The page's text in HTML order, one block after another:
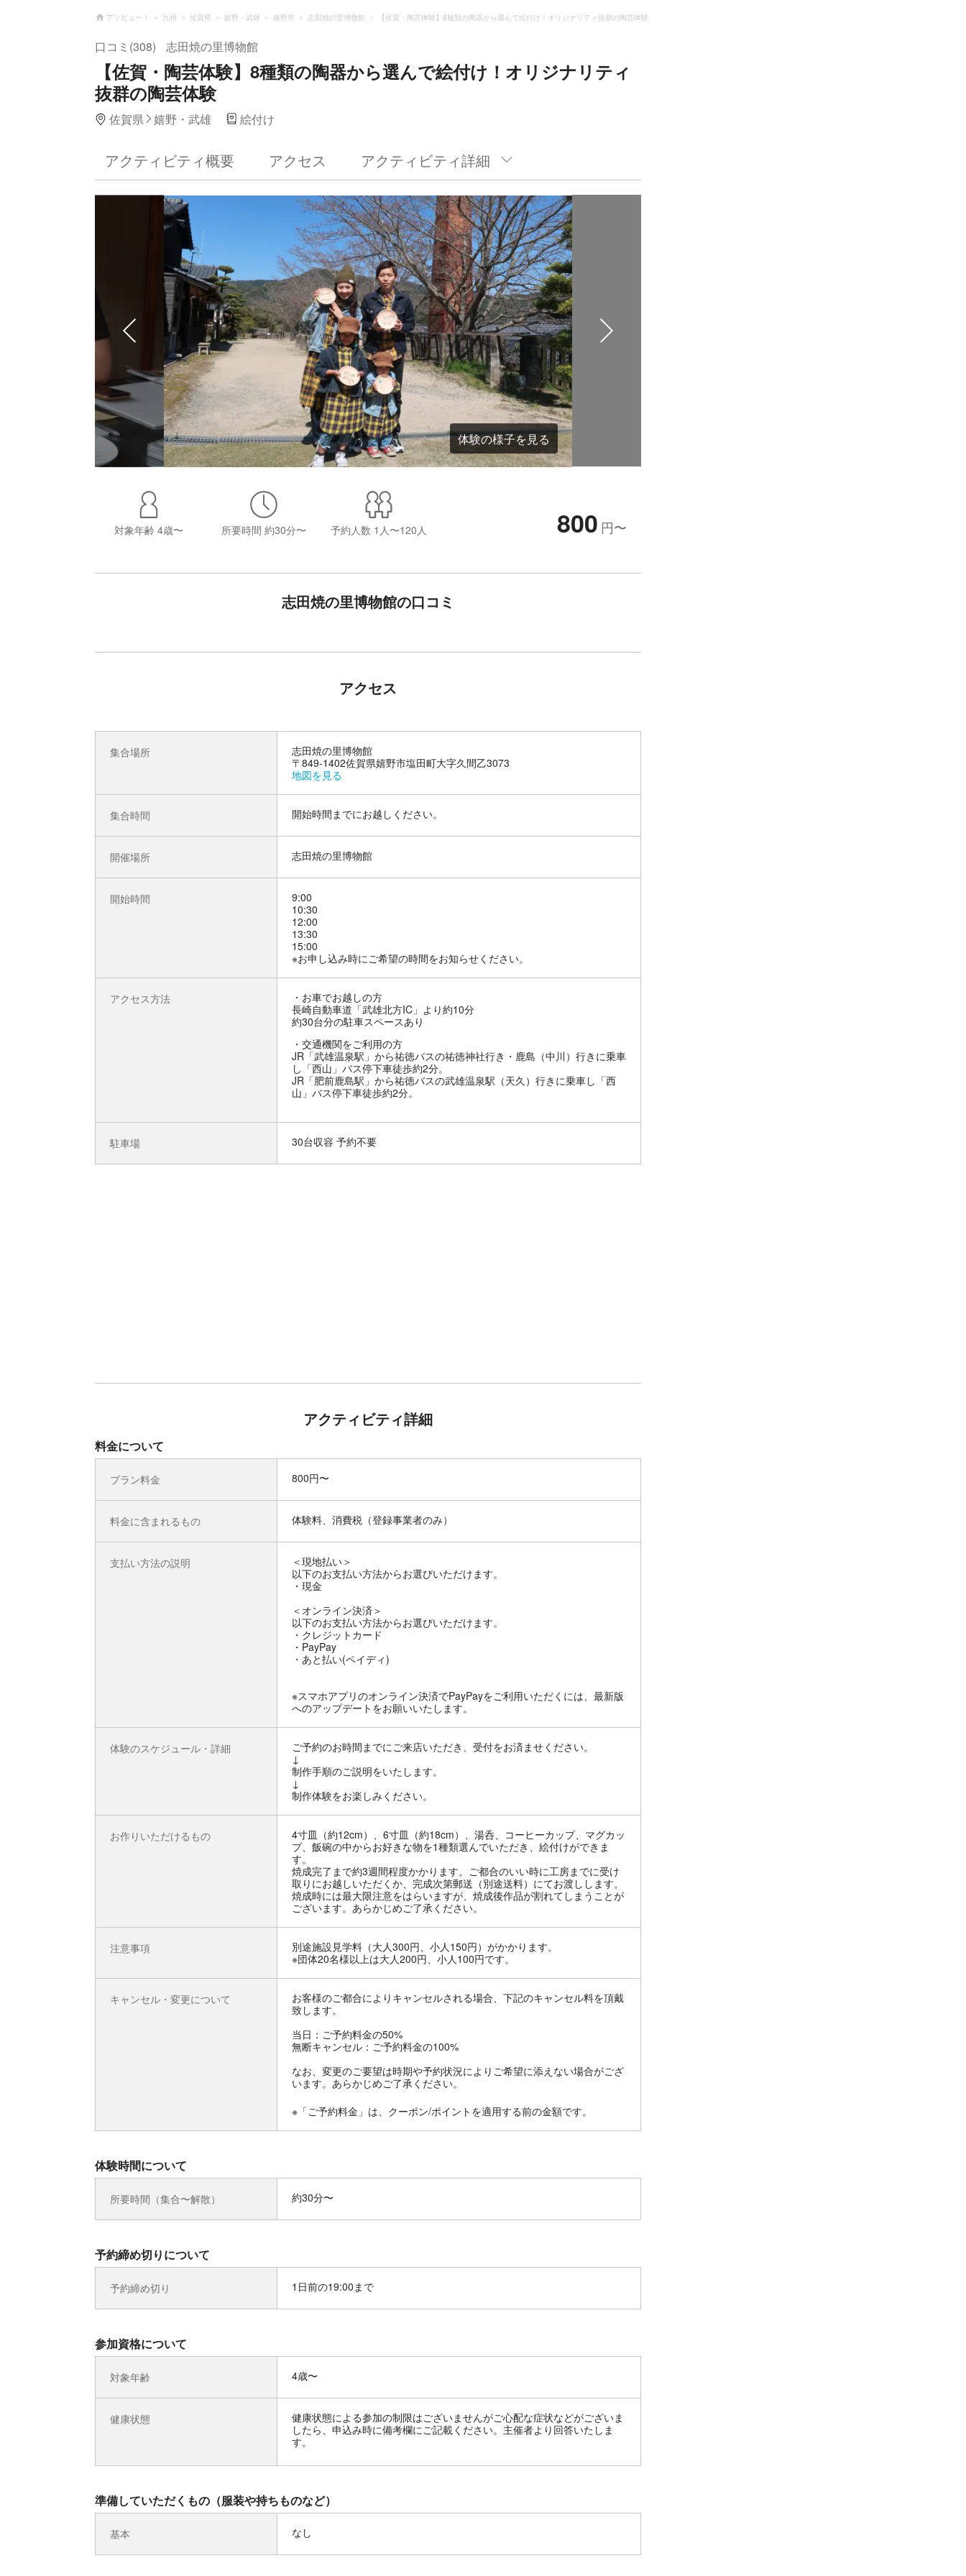
アソビュー！ 九州 佐賀県 嬉野・武雄 嬉野市 志田焼の里博物館 【佐賀・陶芸体験】8種類の陶器から選んで絵付け！オリジナリティ抜群の陶芸体験
口コミ(308) 志田焼の里博物館
【佐賀・陶芸体験】8種類の陶器から選んで絵付け！オリジナリティ
抜群の陶芸体験
佐賀県 嬉野・武雄 絵付け
アクティビティ概要 アクセス アクティビティ詳細
体験の様子を見る
対象年齢 4歳〜 所要時間 約30分〜 予約人数 1人〜120人 800 円〜
志田焼の里博物館の口コミ
アクセス
集合場所
志田焼の里博物館
〒849-1402佐賀県嬉野市塩田町大字久間乙3073
地図を見る
集合時間 開始時間までにお越しください。
開催場所 志田焼の里博物館
開始時間
9:00
10:30
12:00
13:30
15:00
※お申し込み時にご希望の時間をお知らせください。
アクセス方法
お車でお越しの方
長崎自動車道「武雄北方IC」より約10分
約30台分の駐車スペースあり
交通機関をご利用の方
JR「武雄温泉駅」から祐徳バスの祐徳神社行き・鹿島（中川）行きに乗車
し「西山」バス停下車徒歩約2分。
JR「肥前鹿島駅」から祐徳バスの武雄温泉駅（天久）行きに乗車し「西
山」バス停下車徒歩約2分。
駐車場 30台収容 予約不要
アクティビティ詳細
料金について
プラン料金 800円〜
料金に含まれるもの 体験料、消費税（登録事業者のみ）
支払い方法の説明
＜現地払い＞
以下のお支払い方法からお選びいただけます。
・現金
＜オンライン決済＞
以下のお支払い方法からお選びいただけます。
・クレジットカード
・PayPay
・あと払い(ペイディ)
※スマホアプリのオンライン決済でPayPayをご利用いただくには、最新版
へのアップデートをお願いいたします。
体験のスケジュール・詳細
ご予約のお時間までにご来店いただき、受付をお済ませください。
↓
制作手順のご説明をいたします。
↓
制作体験をお楽しみください。
お作りいただけるもの
4寸皿（約12cm）、6寸皿（約18cm）、湯呑、コーヒーカップ、マグカッ
プ、飯碗の中からお好きな物を1種類選んでいただき、絵付けができま
す。
焼成完了まで約3週間程度かかります。ご都合のいい時に工房までに受け
取りにお越しいただくか、完成次第郵送（別途送料）にてお渡しします。
焼成時には最大限注意をはらいますが、焼成後作品が割れてしまうことが
ございます。あらかじめご了承ください。
注意事項
別途施設見学料（大人300円、小人150円）がかかります。
※団体20名様以上は大人200円、小人100円です。
キャンセル・変更について
お客様のご都合によりキャンセルされる場合、下記のキャンセル料を頂戴
致します。
当日：ご予約料金の50%
無断キャンセル：ご予約料金の100%
なお、変更のご要望は時期や予約状況によりご希望に添えない場合がござ
います。あらかじめご了承ください。
※「ご予約料金」は、クーポン/ポイントを適用する前の金額です。
体験時間について
所要時間（集合〜解散） 約30分〜
予約締め切りについて
予約締め切り 1日前の19:00まで
参加資格について
対象年齢 4歳〜
健康状態
健康状態による参加の制限はございませんがご心配な症状などがございま
したら、申込み時に備考欄にご記載ください。主催者より回答いたしま
す。
準備していただくもの（服装や持ちものなど）
基本 なし